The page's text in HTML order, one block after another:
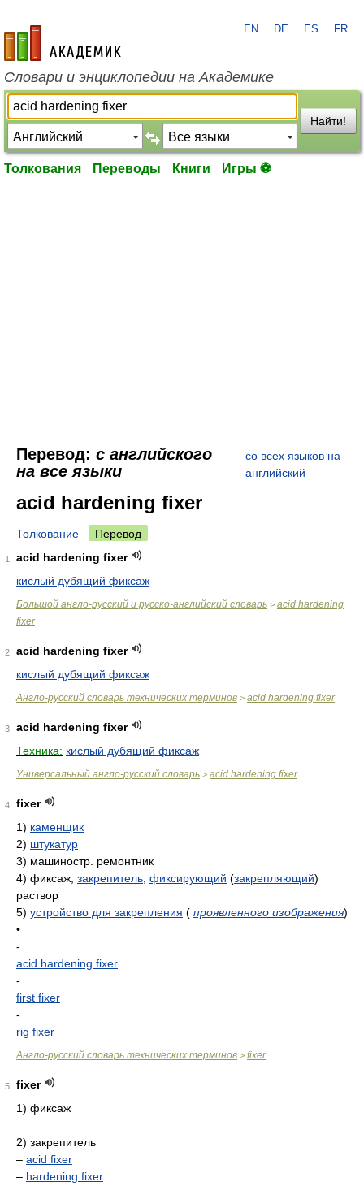
academic.ru
EN DE ES FR
Словари и энциклопедии на Академике
Найти!
Толкования Переводы Книги Игры ⚽
Перевод: с английского
на все языки
со всех языков на
английский
acid hardening fixer
Толкование Перевод
1
acid hardening fixer
кислый дубящий фиксаж
Большой англо-русский и русско-английский словарь > acid hardening
fixer
2
acid hardening fixer
кислый дубящий фиксаж
Англо-русский словарь технических терминов > acid hardening fixer
3
acid hardening fixer
Техника: кислый дубящий фиксаж
Универсальный англо-русский словарь > acid hardening fixer
4
fixer
1) каменщик
2) штукатур
3) машиностр. ремонтник
4) фиксаж, закрепитель; фиксирующий (закрепляющий)
раствор
5) устройство для закрепления ( проявленного изображения)
•
-
acid hardening fixer
-
first fixer
-
rig fixer
Англо-русский словарь технических терминов > fixer
5
fixer
1) фиксаж
2) закрепитель
– acid fixer
– hardening fixer